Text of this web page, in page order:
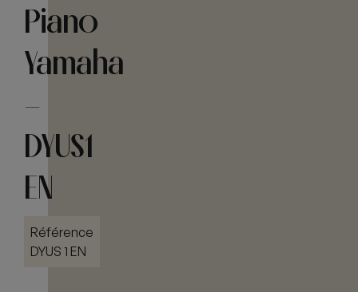
Piano
Yamaha
–
DYUS1
EN
Référence
DYUS 1 EN